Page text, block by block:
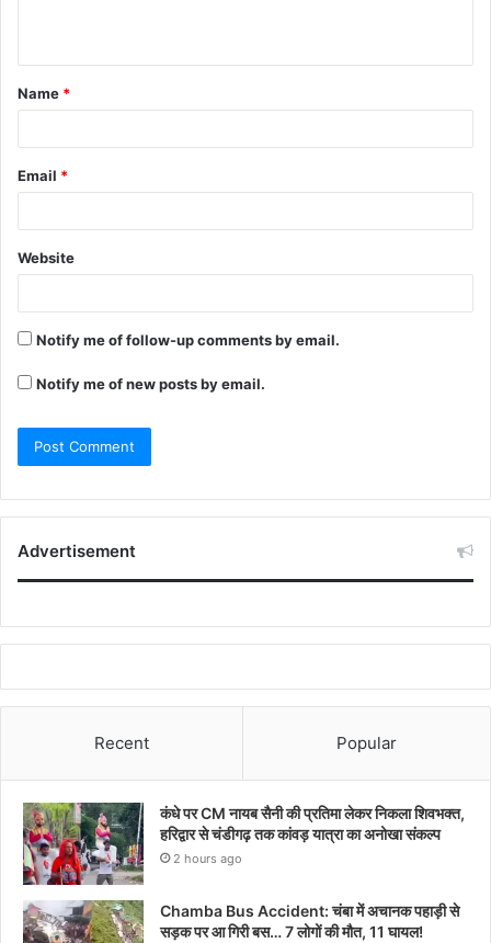
Name *
Email *
Website
Notify me of follow-up comments by email.
Notify me of new posts by email.
Advertisement
Recent Popular
कंधे पर CM नायब सैनी की प्रतिमा लेकर निकला शिवभक्त,
हरिद्वार से चंडीगढ़ तक कांवड़ यात्रा का अनोखा संकल्प
2 hours ago
Chamba Bus Accident: चंबा में अचानक पहाड़ी से
सड़क पर आ गिरी बस… 7 लोगों की मौत, 11 घायल!